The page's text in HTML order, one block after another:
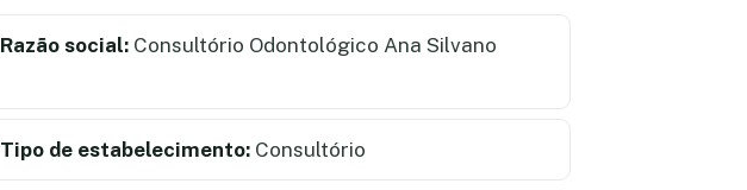
Razão social: Consultório Odontológico Ana Silvano
Tipo de estabelecimento: Consultório